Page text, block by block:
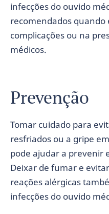
infecções do ouvido
recomendados quando
complicações ou na
médicos.
Prevenção
Tomar cuidado para
resfriados ou a gripe
pode ajudar a prevenir
Deixar de fumar e
reações alérgicas
infecções do ouvido